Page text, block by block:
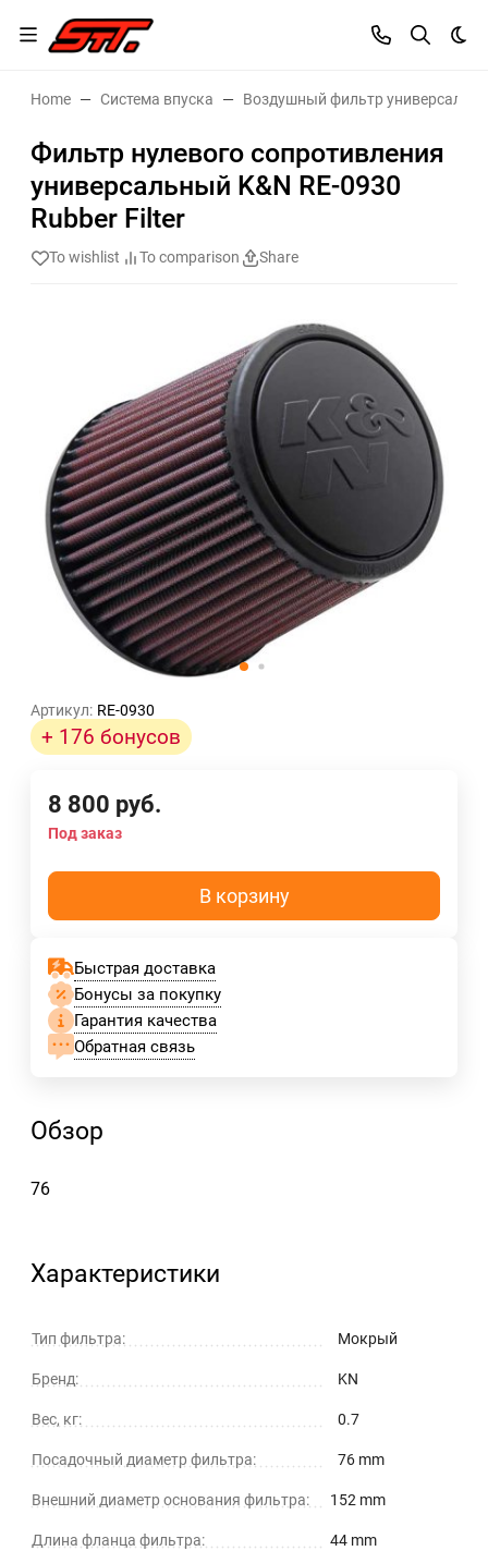
Home Система впуска Воздушный фильтр
Фильтр нулевого сопротивления
универсальный K&N RE-0930
Rubber Filter
To wishlist To comparison Share
Артикул: RE-0930
+ 176 бонусов
8 800 руб.
Под заказ
В корзину
Быстрая доставка
Бонусы за покупку
Гарантия качества
Обратная связь
Обзор
76
Характеристики
Тип фильтра: Мокрый
Бренд: KN
Вес, кг: 0.7
Посадочный диаметр фильтра: 76 mm
Внешний диаметр основания фильтра: 152 mm
Длина фланца фильтра: 44 mm